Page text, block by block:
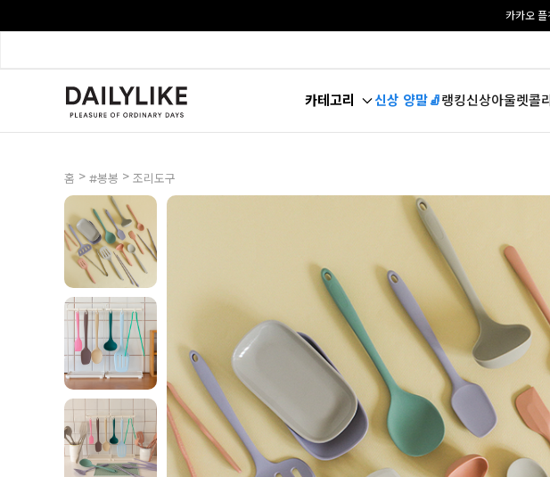
[공식몰
카테고리 신상 양말🧦랭킹신상아울렛콜
홈 > #봉봉 > 조리도구